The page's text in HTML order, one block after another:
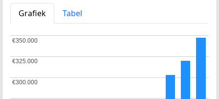
Grafiek
Tabel
€300.000
€300.000
€325.000
€325.000
€350.000
€350.000